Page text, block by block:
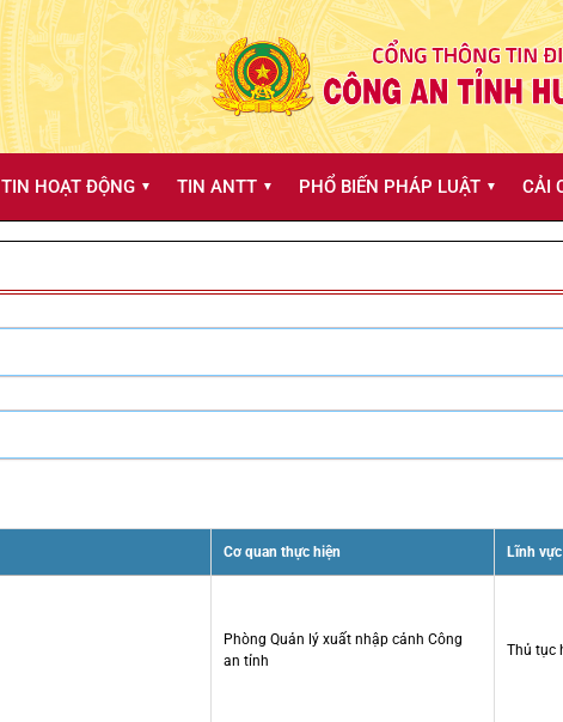
TIN HOẠT ĐỘNG ▼ TIN ANTT ▼ PHỔ BIẾN PHÁP LUẬT ▼ CẢI
Cơ quan thực hiện Lĩnh vực
Phòng Quản lý xuất nhập cảnh Công
an tỉnh
Thủ tục